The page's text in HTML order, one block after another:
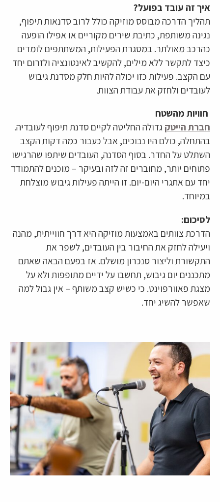
איך זה עובד בפועל?
תהליך הדרכה מבוסס מוזיקה כולל לרוב סדנאות תיפוף,
נגינה משותפת, כתיבת שירים מקוריים או אפילו הופעה
כהרכב מאולתר. במסגרת הפעילות, המשתתפים לומדים
כיצד לתקשר ללא מילים, להקשיב לאינטונציה ולזרום יחד
עם הקצב. פעילות כזו יכולה להיות חלק מסדנת גיבוש
לעובדים ולחזק את עבודת הצוות.
חוויות מהשטח
חברת הייטקגדולה החליטה לקיים סדנת תיפוף לעובדיה.
בהתחלה, כולם היו נבוכים, אבל כעבור כמה דקות הקצב
השתלט על החדר. בסוף הסדנה, העובדים שיתפו שהרגישו
פתוחים יותר, מחוברים זה לזה ובעיקר – מוכנים להתמודד
יחד עם אתגרי היום-יום. זו הייתה פעילות גיבוש מוצלחת
במיוחד.
לסיכום:
הדרכת צוותים באמצעות מוזיקה היא דרך חווייתית, מהנה
ויעילה לחזק את החיבור בין העובדים, לשפר את
התקשורת וליצור סנכרון מושלם. אז בפעם הבאה שאתם
מתכננים יום גיבוש, תחשבו על ידיים מתופפות ולא על
מצגת פאוורפוינט. כי כשיש קצב משותף – אין גבול למה
שאפשר להשיג יחד.